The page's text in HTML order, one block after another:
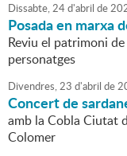
Dissabte,24d'abril de
Posada en marxa
Reviu el patrimoni
personatges
Divendres,23 d'abril de
Concert de
amb la Cobla Ciutat
Colomer